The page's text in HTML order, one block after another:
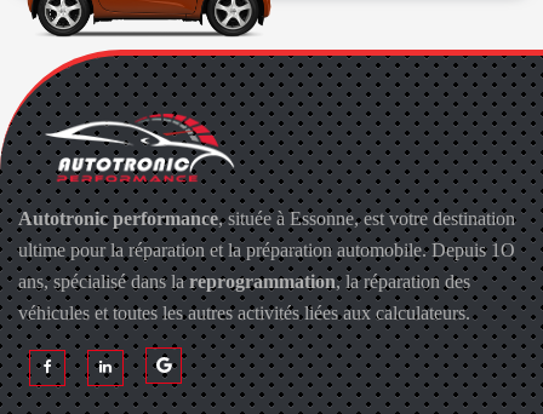
Autotronic performance, située à Essonne, est votre destination
ultime pour la réparation et la préparation automobile. Depuis 1O
ans, spécialisé dans lareprogrammation, la réparation des
véhicules et toutes les autres activités liées aux calculateurs.